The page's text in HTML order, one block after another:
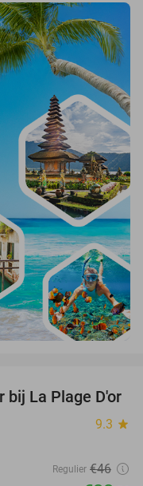
49%
bij La Plage D'or
9.3 star
Regulier €46